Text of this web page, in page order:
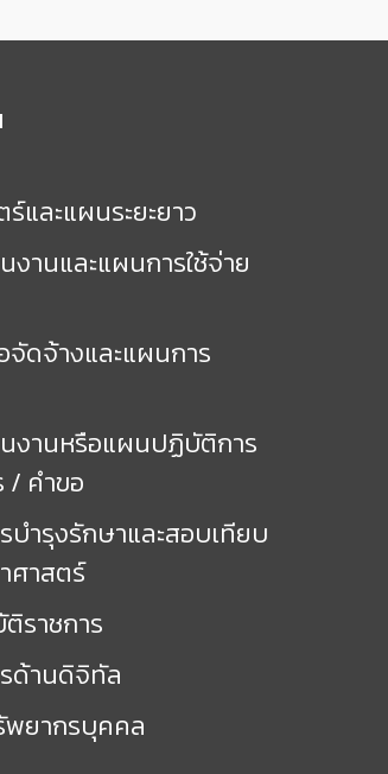
และแผนระยะยาว
งานและแผนการใช้จ่าย
ดจ้างและแผนการ
งานหรือแผนปฏิบัติการ
/ คำขอ
ำรุงรักษาและสอบเทียบ
ศาสตร์
ราชการ
ด้านดิจิทัล
ยากรบุคคล